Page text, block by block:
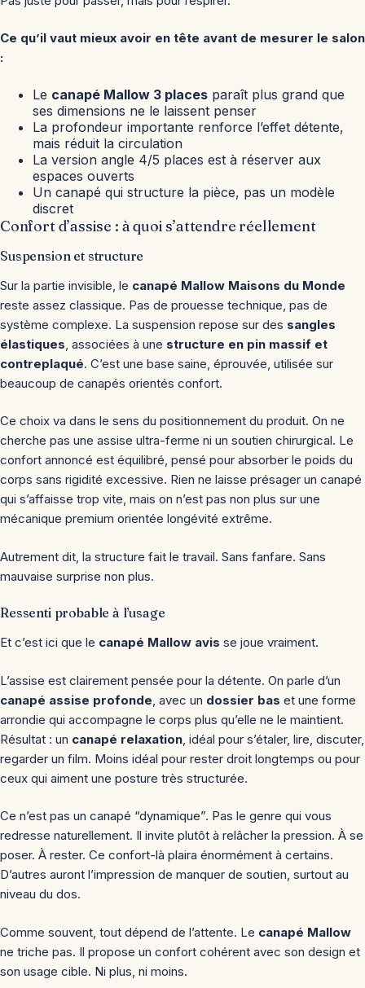
Ce qu’il vaut mieux avoir en tête avant de mesurer le salon
:
Le canapé Mallow 3 places paraît plus grand que
ses dimensions ne le laissent penser
La profondeur importante renforce l’effet détente,
mais réduit la circulation
La version angle 4/5 places est à réserver aux
espaces ouverts
Un canapé qui structure la pièce, pas un modèle
discret
Confort d’assise : à quoi s’attendre réellement
Suspension et structure
Sur la partie invisible, le canapé Mallow Maisons du Monde
reste assez classique. Pas de prouesse technique, pas de
système complexe. La suspension repose sur des sangles
élastiques, associées à une structure en pin massif et
contreplaqué. C’est une base saine, éprouvée, utilisée sur
beaucoup de canapés orientés confort.
Ce choix va dans le sens du positionnement du produit. On ne
cherche pas une assise ultra-ferme ni un soutien chirurgical. Le
confort annoncé est équilibré, pensé pour absorber le poids du
corps sans rigidité excessive. Rien ne laisse présager un canapé
qui s’affaisse trop vite, mais on n’est pas non plus sur une
mécanique premium orientée longévité extrême.
Autrement dit, la structure fait le travail. Sans fanfare. Sans
mauvaise surprise non plus.
Ressenti probable à l’usage
Et c’est ici que le canapé Mallow avis se joue vraiment.
L’assise est clairement pensée pour la détente. On parle d’un
canapé assise profonde , avec un dossier bas et une forme
arrondie qui accompagne le corps plus qu’elle ne le maintient.
Résultat : un canapé relaxation , idéal pour s’étaler, lire, discuter,
regarder un film. Moins idéal pour rester droit longtemps ou pour
ceux qui aiment une posture très structurée.
Ce n’est pas un canapé “dynamique”. Pas le genre qui vous
redresse naturellement. Il invite plutôt à relâcher la pression. À se
poser. À rester. Ce confort-là plaira énormément à certains.
D’autres auront l’impression de manquer de soutien, surtout au
niveau du dos.
Comme souvent, tout dépend de l’attente. Le canapé Mallow
ne triche pas. Il propose un confort cohérent avec son design et
son usage cible. Ni plus, ni moins.